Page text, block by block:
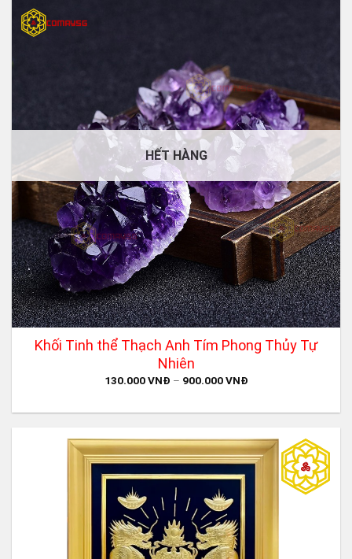
HẾT HÀNG
Khối Tinh thể Thạch Anh Tím Phong Thủy Tự
Nhiên
130.000VNĐ – 900.000VNĐ